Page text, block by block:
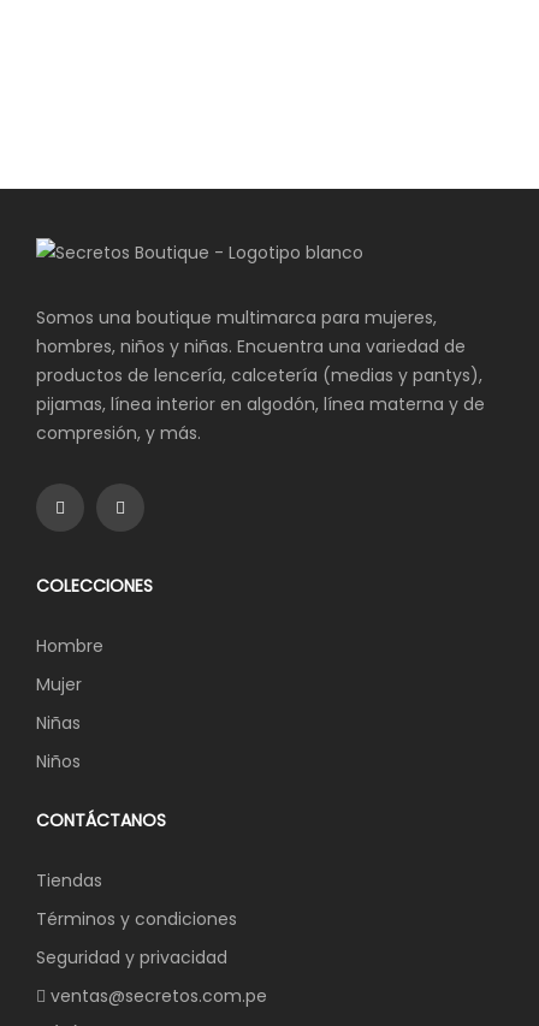
Somos una boutique multimarca para mujeres,
hombres, niños y niñas. Encuentra una variedad de
productos de lencería, calcetería (medias y pantys),
pijamas, línea interior en algodón, línea materna y de
compresión, y más.
COLECCIONES
Hombre
Mujer
Niñas
Niños
CONTÁCTANOS
Tiendas
Términos y condiciones
Seguridad y privacidad
ventas@secretos.com.pe